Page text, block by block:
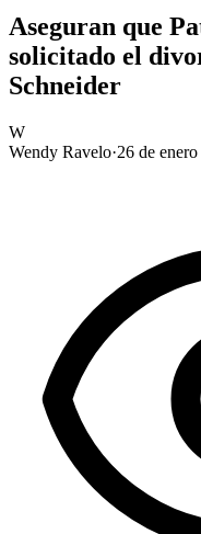
Aseguran que
solicitado el
Schneider
W
Wendy Ravelo·26 de